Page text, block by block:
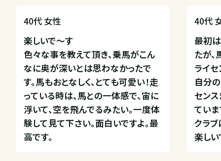
40代 女性
楽しいで〜す
色々な事を教えて頂き、乗馬がこん
なに奥が深いとは思わなかったで
す。馬もおとなしく、とても可愛い！走
っている時は、馬との一体感で、宙に
浮いて、空を飛んでるみたい。一度体
験して見て下さい。面白いですよ。最
高です。
40代
最初
たが
ライセ
自分
セン
ていま
クラ
楽しい